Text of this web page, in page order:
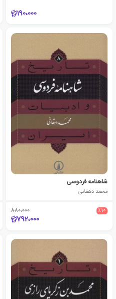
190،000
شاهنامه فردوسی
محمد دهقانی
٪10 880،000
792،000